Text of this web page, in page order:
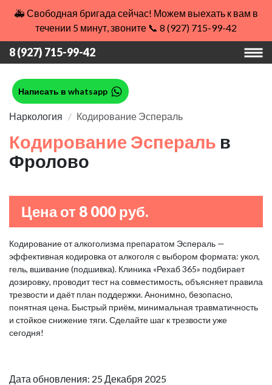
🚑 Свободная бригада сейчас! Можем выехать к вам в
течении 5 минут, звоните 📞 8 (927) 715-99-42
8 (927) 715-99-42
Написать в whatsapp
Наркология Кодирование Эспераль
Кодирование Эспераль в
Фролово
Цена от 8 000 руб.
Кодирование от алкоголизма препаратом Эспераль —
эффективная кодировка от алкоголя с выбором формата: укол,
гель, вшивание (подшивка). Клиника «Рехаб 365» подбирает
дозировку, проводит тест на совместимость, объясняет правила
трезвости и даёт план поддержки. Анонимно, безопасно,
понятная цена. Быстрый приём, минимальная травматичность
и стойкое снижение тяги. Сделайте шаг к трезвости уже
сегодня!
Дата обновления: 25 Декабря 2025